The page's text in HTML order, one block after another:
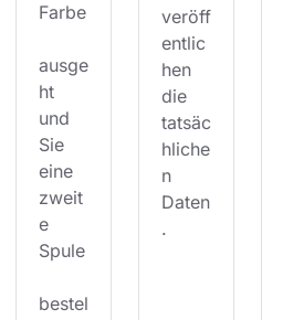
Farbe
ausge
ht
und
Sie
eine
zweit
e
Spule
bestel
veröff
entlic
hen
die
tatsäc
hliche
n
Daten
.